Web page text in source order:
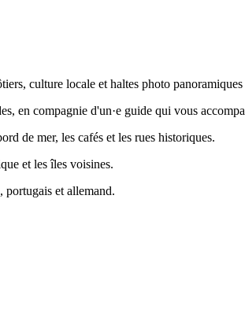
culture locale et haltes photo panoramiques
en compagnie d'un·e guide qui vous
de mer, les cafés et les rues historiques.
et les îles voisines.
portugais et allemand.